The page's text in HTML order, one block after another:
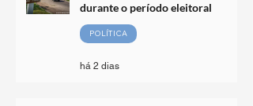
durante o período eleitoral
POLÍTICA
há 2 dias